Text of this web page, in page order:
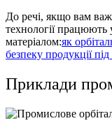
До речі, якщо вам
технології працюють
матеріалом:як
безпеку продукції
Приклади